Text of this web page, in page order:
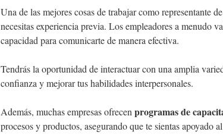
Una de las mejores cosas de trabajar como representante
necesitas experiencia previa. Los empleadores a menudo
capacidad para comunicarte de manera efectiva.
Tendrás la oportunidad de interactuar con una amplia
confianza y mejorar tus habilidades interpersonales.
Además, muchas empresas ofrecen programas de
procesos y productos, asegurando que te sientas apoyado